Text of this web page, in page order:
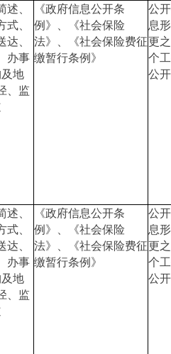
、
、
、
办事
地
、监
《政府信息公开条
例》、《社会保险
法》、《社会保险费征
缴暂行条例》
公
息
更
个
公开
、
、
、
办事
地
、监
《政府信息公开条
例》、《社会保险
法》、《社会保险费征
缴暂行条例》
公
息
更
个
公开